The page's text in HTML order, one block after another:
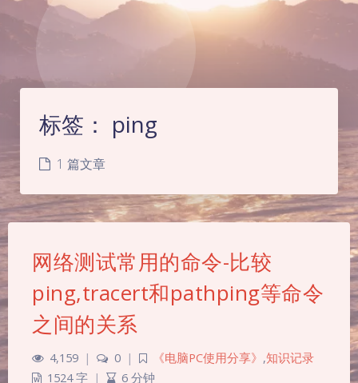
标签： ping
1 篇文章
网络测试常用的命令-比较
ping,tracert和pathping等命令
之间的关系
4,159 | 0 | 《电脑PC使用分享》 ,知识记录
1524 字 | 6 分钟